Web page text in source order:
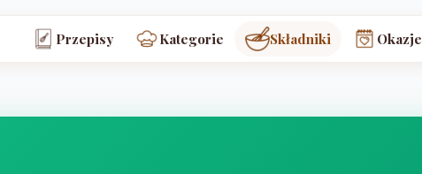
Przepisy Kategorie Składniki Okazje